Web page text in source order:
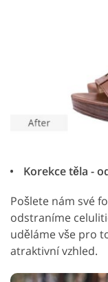
Korekce těla -
Pošlete nám své
odstraníme
uděláme vše pro
atraktivní vzhled.